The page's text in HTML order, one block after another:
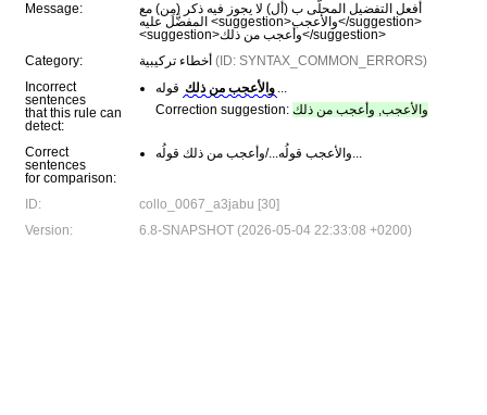
Message:
أفعل التفضيل المحلّى ب (أل) لا يجوز فيه ذكر (مِن) مع
المفضَّل عليه <suggestion>والأعجب</suggestion>
<suggestion>وأعجب من ذلك</suggestion>
Category:
(ID: SYNTAX_COMMON_ERRORS)
Incorrect
sentences
that this rule can
detect:
والأعجب من ذلك قوله...
Correction suggestion: والأعجب, وأعجب من ذلك
Correct
sentences
for comparison:
والأعجب قولُه.../وأعجب من ذلك قولُه...
ID:
collo_0067_a3jabu [30]
Version:
6.8-SNAPSHOT (2026-05-04 22:33:08 +0200)